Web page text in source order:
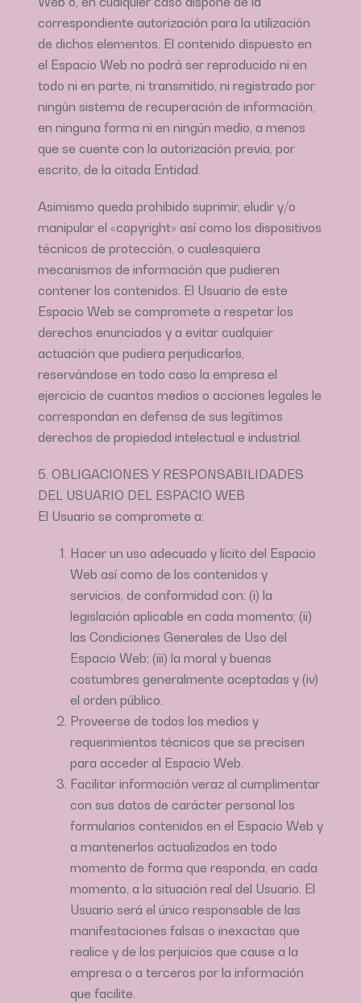
correspondiente autorización para la utilización
de dichos elementos. El contenido dispuesto en
el Espacio Web no podrá ser reproducido ni en
todo ni en parte, ni transmitido, ni registrado por
ningún sistema de recuperación de información,
en ninguna forma ni en ningún medio, a menos
que se cuente con la autorización previa, por
escrito, de la citada Entidad.
Asimismo queda prohibido suprimir, eludir y/o
manipular el «copyright» así como los dispositivos
técnicos de protección, o cualesquiera
mecanismos de información que pudieren
contener los contenidos. El Usuario de este
Espacio Web se compromete a respetar los
derechos enunciados y a evitar cualquier
actuación que pudiera perjudicarlos,
reservándose en todo caso la empresa el
ejercicio de cuantos medios o acciones legales le
correspondan en defensa de sus legítimos
derechos de propiedad intelectual e industrial.
5. OBLIGACIONES Y RESPONSABILIDADES
DEL USUARIO DEL ESPACIO WEB
El Usuario se compromete a:
Hacer un uso adecuado y lícito del Espacio
Web así como de los contenidos y
servicios, de conformidad con: (i) la
legislación aplicable en cada momento; (ii)
las Condiciones Generales de Uso del
Espacio Web; (iii) la moral y buenas
costumbres generalmente aceptadas y (iv)
el orden público.
Proveerse de todos los medios y
requerimientos técnicos que se precisen
para acceder al Espacio Web.
Facilitar información veraz al cumplimentar
con sus datos de carácter personal los
formularios contenidos en el Espacio Web y
a mantenerlos actualizados en todo
momento de forma que responda, en cada
momento, a la situación real del Usuario. El
Usuario será el único responsable de las
manifestaciones falsas o inexactas que
realice y de los perjuicios que cause a la
empresa o a terceros por la información
que facilite.